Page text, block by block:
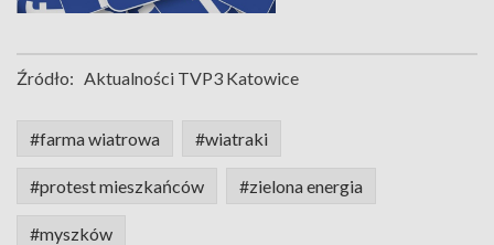
Źródło: Aktualności TVP3 Katowice
#farma wiatrowa #wiatraki
#protest mieszkańców #zielona energia
#myszków